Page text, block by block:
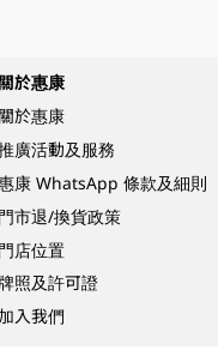
關於惠康
關於惠康
廣活動及服務
康 WhatsApp 條款及細則
門市退/換貨政策
門店位置
牌照及許可證
加入我們